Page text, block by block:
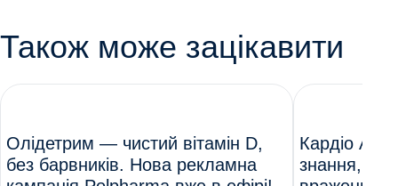
Також може зацікавити
Олідетрим — чистий вітамін D,
без барвників. Нова рекламна
Кардіо
знання,